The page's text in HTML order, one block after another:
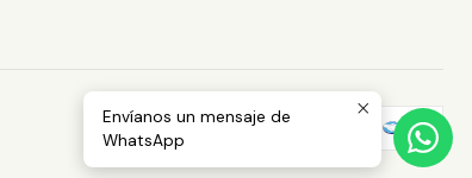
Envíanos un mensaje de
WhatsApp